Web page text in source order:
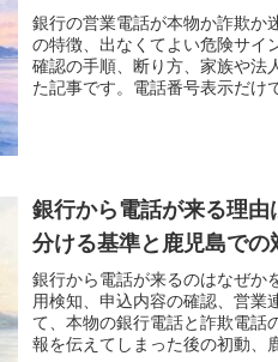
銀行の営業電話が本物か詐欺か
の特徴、出なくてよい危険サイ
確認の手順、断り方、家族や法
た記事です。電話番号表示だけ
銀行から電話が来る理
分ける基準と鹿児島での
銀行から電話が来るのはなぜか
用検知、申込内容の確認、営業
て、本物の銀行電話と詐欺電話
報を伝えてしまった後の初動、